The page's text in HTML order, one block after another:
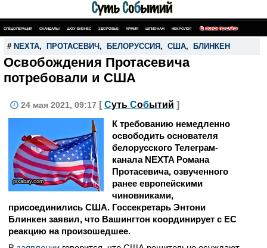
СПЕЦОПЕРАЦИЯ СКАНДАЛЫ ШОУ-БИЗНЕС ЗДОРОВЬЕ АРМИЯ ШПИОНАЖ НЕКРОЛОГ ПОИСК ПО САЙТУ
# NEXTA, ПРОТАСЕВИЧ , БЕЛОРУССИЯ , США, БЛИНКЕН
Освобождения Протасевича
потребовали и США
24 мая 2021, 09:17 [ Суть Событий ]
pixabay.com
К требованию немедленно
освободить основателя
белорусского Телеграм-
канала NEXTA Романа
Протасевича, озвученного
ранее европейскими
чиновниками,
присоединились США. Госсекретарь Энтони
Блинкен заявил, что Вашингтон координирует с ЕС
реакцию на произошедшее.